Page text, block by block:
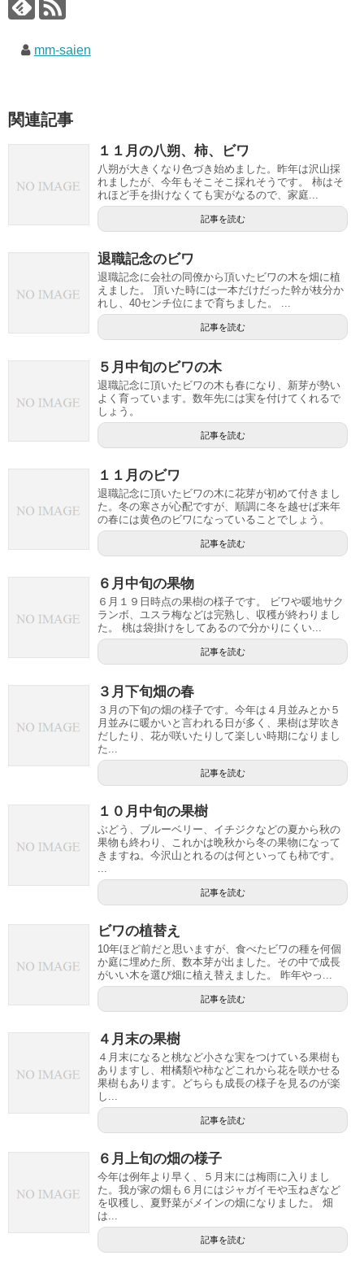
mm-saien
関連記事
１１月の八朔、柿、ビワ
八朔が大きくなり色づき始めました。昨年は沢山採
れましたが、今年もそこそこ採れそうです。 柿はそ
れほど手を掛けなくても実がなるので、家庭...
記事を読む
退職記念のビワ
退職記念に会社の同僚から頂いたビワの木を畑に植
えました。 頂いた時には一本だけだった幹が枝分か
れし、40センチ位にまで育ちました。 ...
記事を読む
５月中旬のビワの木
退職記念に頂いたビワの木も春になり、新芽が勢い
よく育っています。数年先には実を付けてくれるで
しょう。
記事を読む
１１月のビワ
退職記念に頂いたビワの木に花芽が初めて付きまし
た。冬の寒さが心配ですが、順調に冬を越せば来年
の春には黄色のビワになっていることでしょう。
記事を読む
６月中旬の果物
６月１９日時点の果樹の様子です。 ビワや暖地サク
ランボ、ユスラ梅などは完熟し、収穫が終わりまし
た。 桃は袋掛けをしてあるので分かりにくい...
記事を読む
３月下旬畑の春
３月の下旬の畑の様子です。今年は４月並みとか５
月並みに暖かいと言われる日が多く、果樹は芽吹き
だしたり、花が咲いたりして楽しい時期になりまし
た...
記事を読む
１０月中旬の果樹
ぶどう、ブルーベリー、イチジクなどの夏から秋の
果物も終わり、これかは晩秋から冬の果物になって
きますね。今沢山とれるのは何といっても柿です。
記事を読む
ビワの植替え
10年ほど前だと思いますが、食べたビワの種を何個
か庭に埋めた所、数本芽が出ました。その中で成長
がいい木を選び畑に植え替えました。 昨年やっ...
記事を読む
４月末の果樹
４月末になると桃など小さな実をつけている果樹も
ありますし、柑橘類や柿などこれから花を咲かせる
果樹もあります。どちらも成長の様子を見るのが楽
し...
記事を読む
６月上旬の畑の様子
今年は例年より早く、５月末には梅雨に入りまし
た。我が家の畑も６月にはジャガイモや玉ねぎなど
を収穫し、夏野菜がメインの畑になりました。 畑
は...
記事を読む